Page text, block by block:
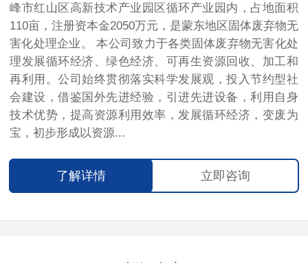
峰市红山区高新技术产业园区循环产业园内，占地面积
110亩，注册资本金2050万元，是蒙东地区固体废弃物无
害化处理企业。 本公司致力于各类固体废弃物无害化处
理发展循环经济、绿色经济、可再生资源回收、加工和
再利用。公司始终贯彻落实科学发展观，投入节约型社
会建设，借鉴国外先进经验，引进先进设备，利用自身
技术优势，提高资源利用效率，发展循环经济，变废为
宝，初步形成以资源...
了解详情 立即咨询